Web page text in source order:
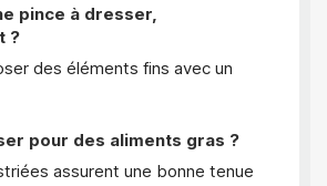
pince à dresser,
?
des éléments fins avec un
pour des aliments gras ?
assurent une bonne tenue